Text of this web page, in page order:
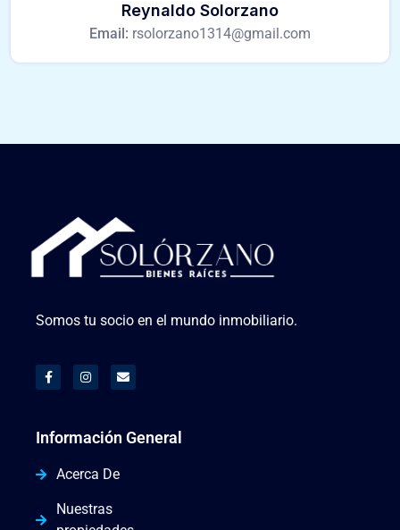
Reynaldo Solorzano
Email: rsolorzano1314@gmail.com
Somos tu socio en el mundo inmobiliario.
Información General
Acerca De
Nuestras